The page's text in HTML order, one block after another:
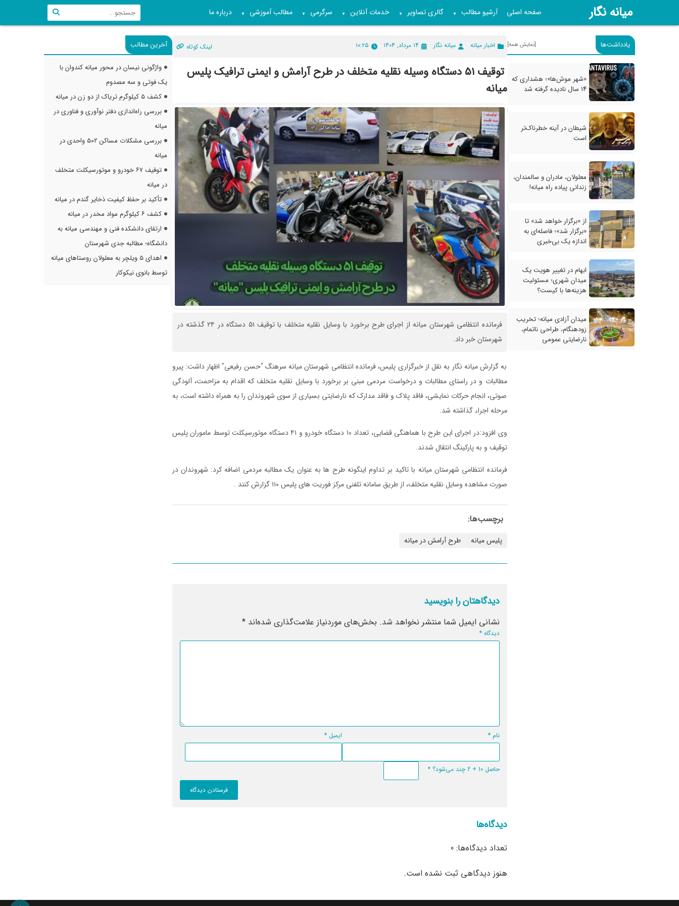
میانه نگار صفحه اصلی آرشیو مطالب ▼ گالری تصاویر ▼ خدمات آنلاین ▼ سرگرمی ▼ مطالب آموزشی ▼ درباره ما
یادداشت‌ها [نمایش همه]
«شهر موش‌ها»؛ هشداری که
۱۴ سال نادیده گرفته شد
شیطان در آینه خطرناک‌تر
است
معلولان، مادران و سالمندان،
زندانی پیاده راه میانه!
از «برگزار خواهد شد» تا
«برگزار شد»؛ فاصله‌ای به
اندازه یک بی‌خبری
ابهام در تغییر هویت یک
میدان شهری؛ مسئولیت
هزینه‌ها با کیست؟
میدان آزادی میانه؛ تخریب
زودهنگام، طراحی ناتمام،
نارضایتی عمومی
اخبار میانه میانه نگار ۱۴ مرداد, ۱۴۰۴ ۱۰:۲۵ لینک کوتاه
توقیف ۵۱ دستگاه وسیله نقلیه متخلف در طرح آرامش و ایمنی ترافیک پلیس
میانه
فرمانده انتظامی شهرستان میانه از اجرای طرح برخورد با وسایل نقلیه متخلف با توقیف ۵۱ دستگاه در ۲۴ گذشته در
شهرستان خبر داد.
به گزارش میانه نگار به نقل از خبرگزاری پلیس، فرمانده انتظامی شهرستان میانه سرهنگ "حسن رفیعی" اظهار داشت: پیرو
مطالبات و در راستای مطالبات و درخواست مردمی مبنی بر برخورد با وسایل نقلیه متخلف که اقدام به مزاحمت، آلودگی
صوتی، انجام حرکات نمایشی، فاقد پلاک و فاقد مدارک که نارضایتی بسیاری از سوی شهروندان را به همراه داشته است، به
مرحله اجراء گذاشته شد.
وی افزود:در اجرای این طرح با هماهنگی قضایی، تعداد ۱۰ دستگاه خودرو و ۴۱ دستگاه موتورسیکلت توسط ماموران پلیس
توقیف و به پارکینگ انتقال شدند.
فرمانده انتظامی شهرستان میانه با تاکید بر تداوم اینگونه طرح ها به عنوان یک مطالبه مردمی اضافه کرد: شهروندان در
صورت مشاهده وسایل نقلیه متخلف، از طریق سامانه تلفنی مرکز فوریت های پلیس ۱۱۰ گزارش کنند .
برچسب‌ها:
پلیس میانه طرح آرامش در میانه
دیدگاهتان را بنویسید
نشانی ایمیل شما منتشر نخواهد شد. بخش‌های موردنیاز علامت‌گذاری شده‌اند*
دیدگاه*
نام* ایمیل *
حاصل 10 + 2 چند می‌شود؟ *
دیدگاه‌ها
تعداد دیدگاه‌ها: 0
هنوز دیدگاهی ثبت نشده است.
آخرین مطالب
واژگونی نیسان در محور میانه کندوان با
یک فوتی و سه مصدوم
کشف ۵ کیلوگرم تریاک از دو زن در میانه
بررسی راه‌اندازی دفتر نوآوری و فناوری در
میانه
بررسی مشکلات مساکن ۵۰۲ واحدی در
میانه
توقیف ۶۷ خودرو و موتورسیکلت متخلف
در میانه
تأکید بر حفظ کیفیت ذخایر گندم در میانه
کشف ۶ کیلوگرم مواد مخدر در میانه
ارتقای دانشکده فنی و مهندسی میانه به
دانشگاه؛ مطالبه جدی شهرستان
اهدای ۵ ویلچر به معلولان روستاهای میانه
توسط بانوی نیکوکار